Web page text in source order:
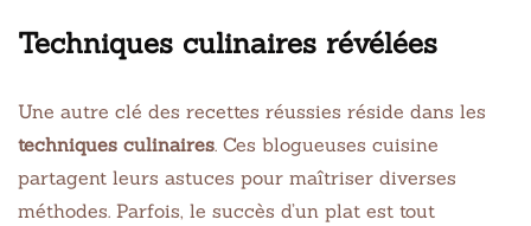
Techniques culinaires révélées
Une autre clé des recettes réussies réside dans les
techniques culinaires. Ces blogueuses cuisine
partagent leurs astuces pour maîtriser diverses
méthodes. Parfois, le succès d’un plat est tout